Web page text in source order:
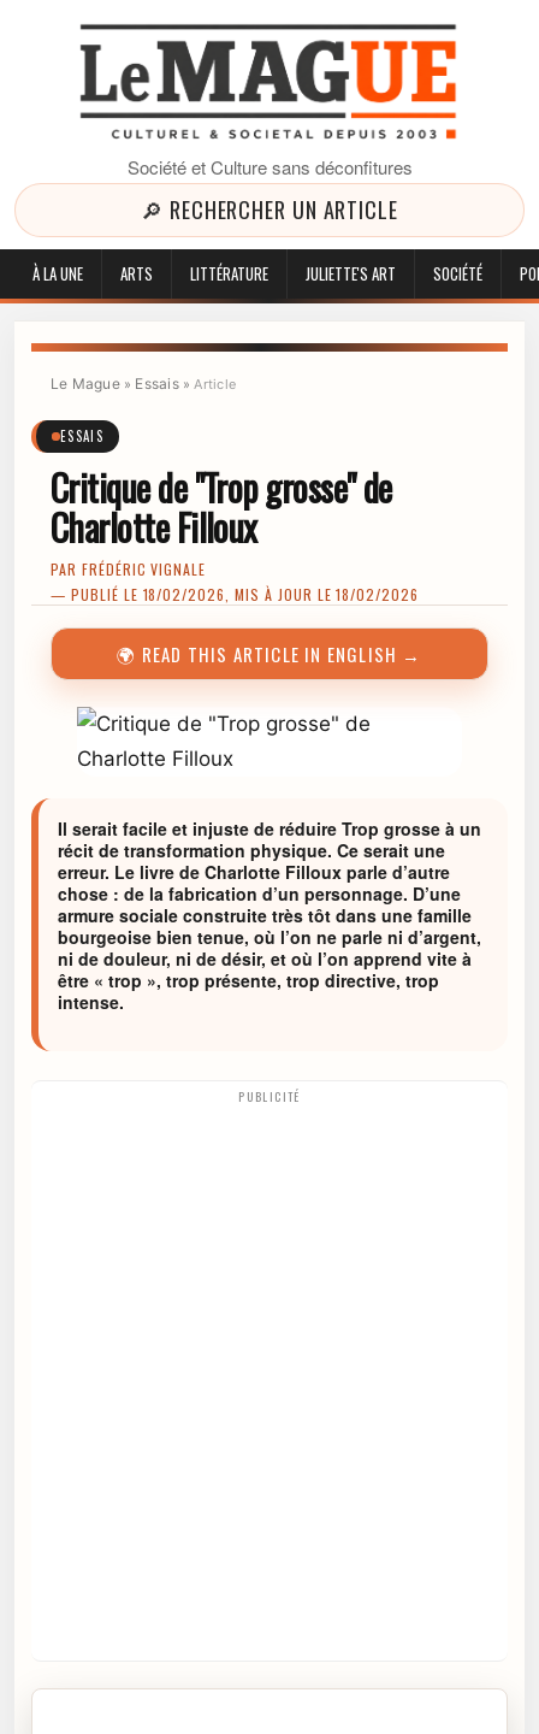
Société et Culture sans déconfitures
🔎 RECHERCHER UN ARTICLE
À LA UNE ARTS LITTÉRATURE JULIETTE'S ART SOCIÉTÉ
Le Mague» Essais»Article
ESSAIS
Critique de "Trop grosse" de
Charlotte Filloux
PAR FRÉDÉRIC VIGNALE
— PUBLIÉ LE 18/02/2026, MIS À JOUR LE 18/02/2026
🌍 READ THIS ARTICLE IN ENGLISH →
Il serait facile et injuste de réduire Trop grosse à un
récit de transformation physique. Ce serait une
erreur. Le livre de Charlotte Filloux parle d’autre
chose : de la fabrication d’un personnage. D’une
armure sociale construite très tôt dans une famille
bourgeoise bien tenue, où l’on ne parle ni d’argent,
ni de douleur, ni de désir, et où l’on apprend vite à
être « trop », trop présente, trop directive, trop
intense.
PUBLICITÉ